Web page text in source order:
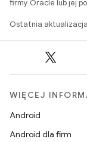
firmy Oracle lub jej
Ostatnia
WIĘCEJ
Android
Android dla firm